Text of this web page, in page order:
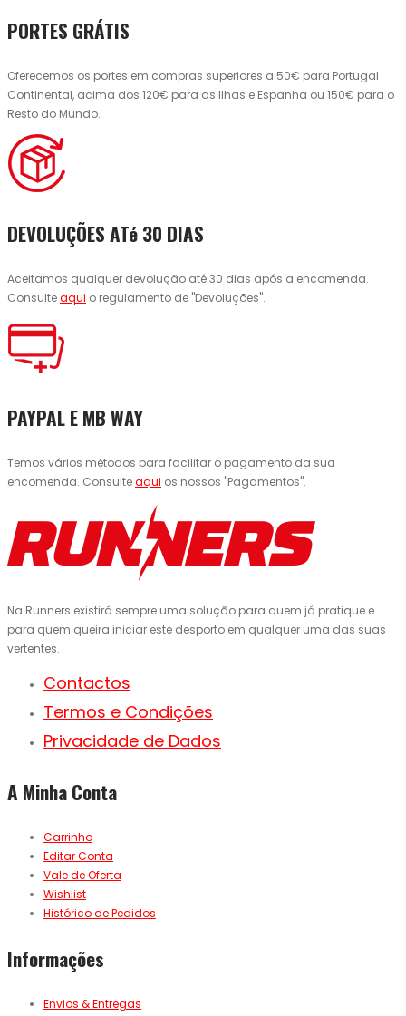
PORTES GRÁTIS
Oferecemos os portes em compras superiores a 50€ para Portugal
Continental, acima dos 120€ para as Ilhas e Espanha ou 150€ para o
Resto do Mundo.
DEVOLUÇÕES ATé 30 DIAS
Aceitamos qualquer devolução até 30 dias após a encomenda.
Consulteaqui o regulamento de "Devoluções".
PAYPAL E MB WAY
Temos vários métodos para facilitar o pagamento da sua
encomenda. Consulteaqui os nossos "Pagamentos".
Na Runners existirá sempre uma solução para quem já pratique e
para quem queira iniciar este desporto em qualquer uma das suas
vertentes.
Contactos
Termos e Condições
Privacidade de Dados
A Minha Conta
Carrinho
Editar Conta
Vale de Oferta
Wishlist
Histórico de Pedidos
Informações
Envios & Entregas